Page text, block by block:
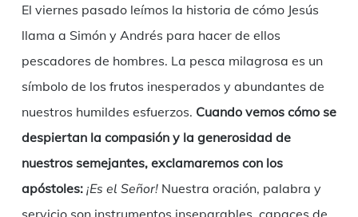
El viernes pasado leímos la historia de cómo Jesús
llama a Simón y Andrés para hacer de ellos
pescadores de hombres. La pesca milagrosa es un
símbolo de los frutos inesperados y abundantes de
nuestros humildes esfuerzos. Cuando vemos cómo se
despiertan la compasión y la generosidad de
nuestros semejantes, exclamaremos con los
apóstoles: ¡Es el Señor!Nuestra oración, palabra y
servicio son instrumentos inseparables, capaces de